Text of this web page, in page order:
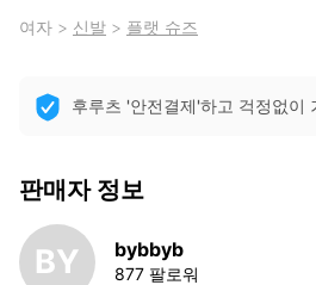
여자 > 신발 > 플랫 슈즈
후루츠 '안전결제'하고 걱정없이
판매자 정보
BY bybbyb
877 팔로워